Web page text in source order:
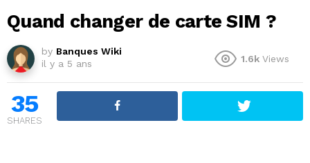
Quand changer de carte SIM ?
by Banques Wiki
il y a 5 ans
1.6k Views
35
SHARES